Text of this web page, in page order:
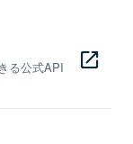
る公式API